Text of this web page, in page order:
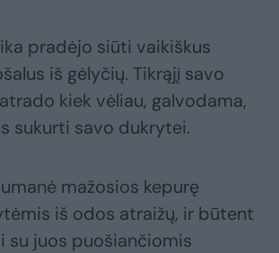
pradėjo siūti vaikiškus
iš gėlyčių. Tikrąjį savo
kiek vėliau, galvodama,
sukurti savo dukrytei.
mažosios kepurę
iš odos atraižų, ir būtent
su juos puošiančiomis